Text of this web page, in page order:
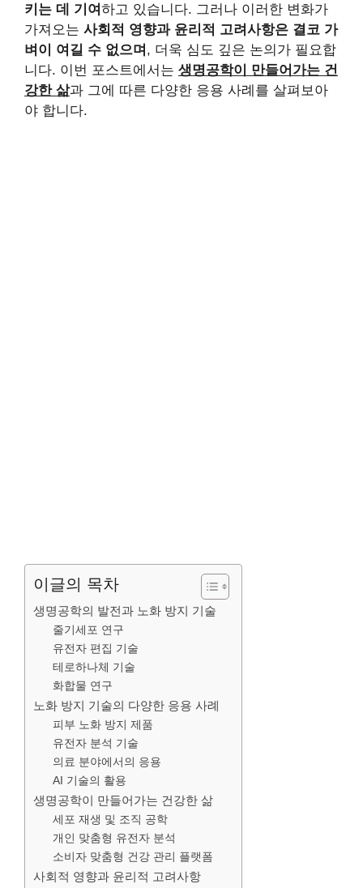
키는 데 기여 하고 있습니다. 그러나 이러한 변화가
가져오는 사회적 영향과 윤리적 고려사항은 결코 가
벼이 여길 수 없으며 , 더욱 심도 깊은 논의가 필요합
니다. 이번 포스트에서는 생명공학이 만들어가는 건
강한 삶과 그에 따른 다양한 응용 사례를 살펴보아
야 합니다.
이글의 목차
생명공학의 발전과 노화 방지 기술
줄기세포 연구
유전자 편집 기술
테로하나체 기술
화합물 연구
노화 방지 기술의 다양한 응용 사례
피부 노화 방지 제품
유전자 분석 기술
의료 분야에서의 응용
AI 기술의 활용
생명공학이 만들어가는 건강한 삶
세포 재생 및 조직 공학
개인 맞춤형 유전자 분석
소비자 맞춤형 건강 관리 플랫폼
사회적 영향과 윤리적 고려사항